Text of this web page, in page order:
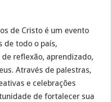
de Cristo é um evento
de todo o país,
reflexão, aprendizado,
Através de palestras,
e celebrações
de fortalecer sua